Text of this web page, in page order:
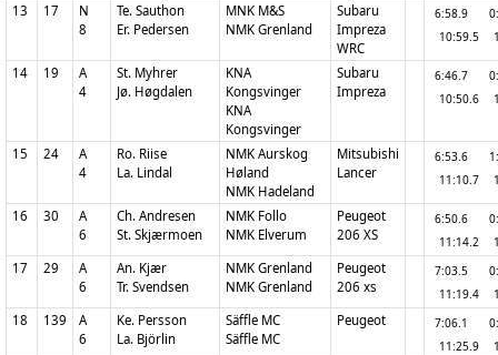
13 17
N
8
Te. Sauthon
Er. Pedersen
MNK M&S
NMK Grenland
Subaru
Impreza
WRC
6:58.9
10:59.5
14 19
A
4
St. Myhrer
Jø. Høgdalen
KNA
Kongsvinger
KNA
Kongsvinger
Subaru
Impreza
6:46.7
10:50.6
15 24
A
4
Ro. Riise
La. Lindal
NMK Aurskog
Høland
NMK Hadeland
Mitsubishi
Lancer
6:53.6
11:10.7
16 30
A
6
Ch. Andresen
St. Skjærmoen
NMK Follo
NMK Elverum
Peugeot
206 XS
6:50.6
11:14.2
17 29
A
6
An. Kjær
Tr. Svendsen
NMK Grenland
NMK Grenland
Peugeot
206 xs
7:03.5
11:19.4
18 139
A
6
Ke. Persson
La. Björlin
Säffle MC
Säffle MC
Peugeot 7:06.1
11:25.9